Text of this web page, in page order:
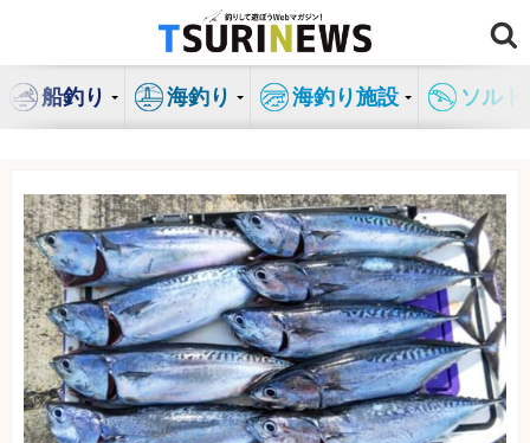
ン
船釣り 海釣り 海釣り施設 ソル